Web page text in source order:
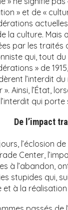
» et de «
la culture. Mais
par les traités
qui, tout du
» de
l’interdit
». Ainsi, l’État,
qui porte
De l’impact
l’éclosion
Center,
à l’abandon,
stupides qui,
et à la